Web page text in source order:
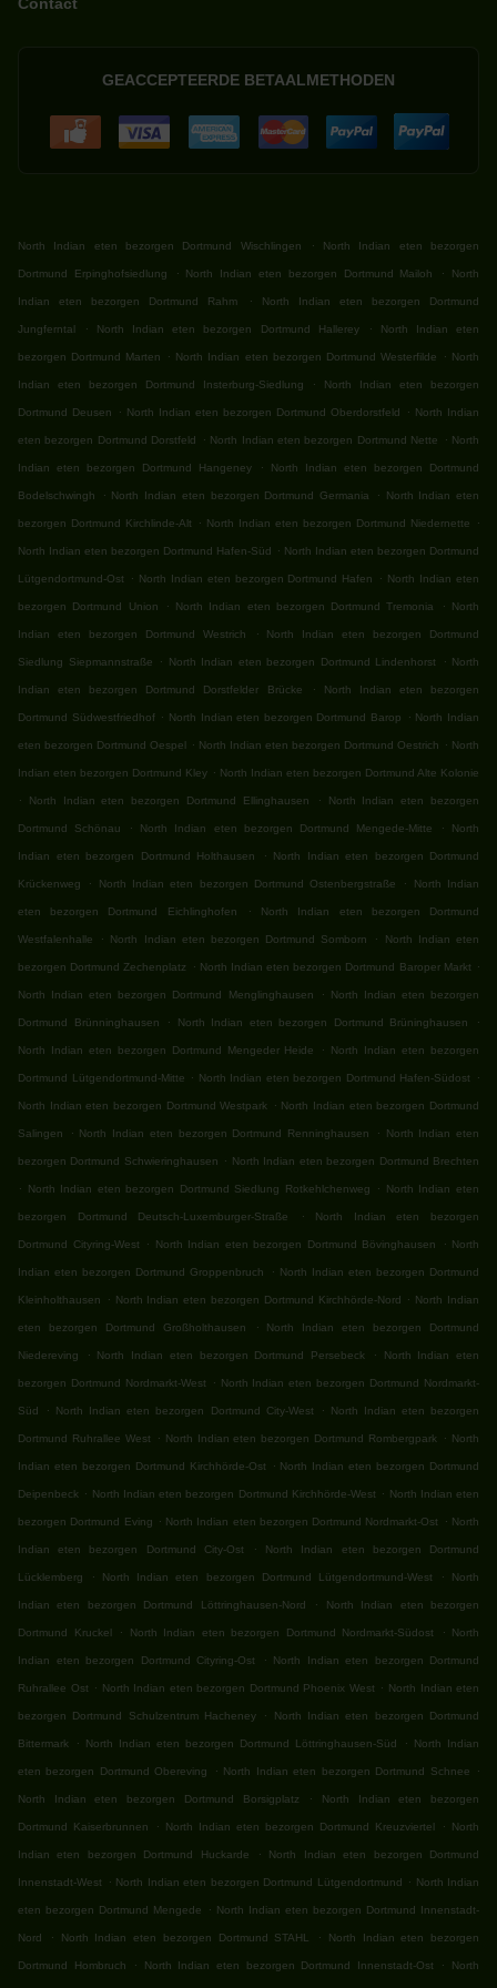
Contact
GEACCEPTEERDE BETAALMETHODEN
North Indian eten bezorgen Dortmund Wischlingen . North Indian eten bezorgen
Dortmund Erpinghofsiedlung . North Indian eten bezorgen Dortmund Mailoh . North
Indian eten bezorgen Dortmund Rahm . North Indian eten bezorgen Dortmund
Jungferntal . North Indian eten bezorgen Dortmund Hallerey . North Indian eten
bezorgen Dortmund Marten . North Indian eten bezorgen Dortmund Westerfilde . North
Indian eten bezorgen Dortmund Insterburg-Siedlung . North Indian eten bezorgen
Dortmund Deusen . North Indian eten bezorgen Dortmund Oberdorstfeld . North Indian
eten bezorgen Dortmund Dorstfeld . North Indian eten bezorgen Dortmund Nette . North
Indian eten bezorgen Dortmund Hangeney . North Indian eten bezorgen Dortmund
Bodelschwingh . North Indian eten bezorgen Dortmund Germania . North Indian eten
bezorgen Dortmund Kirchlinde-Alt . North Indian eten bezorgen Dortmund Niedernette .
North Indian eten bezorgen Dortmund Hafen-Süd . North Indian eten bezorgen Dortmund
Lütgendortmund-Ost . North Indian eten bezorgen Dortmund Hafen . North Indian eten
bezorgen Dortmund Union . North Indian eten bezorgen Dortmund Tremonia . North
Indian eten bezorgen Dortmund Westrich . North Indian eten bezorgen Dortmund
Siedlung Siepmannstraße . North Indian eten bezorgen Dortmund Lindenhorst . North
Indian eten bezorgen Dortmund Dorstfelder Brücke . North Indian eten bezorgen
Dortmund Südwestfriedhof . North Indian eten bezorgen Dortmund Barop . North Indian
eten bezorgen Dortmund Oespel . North Indian eten bezorgen Dortmund Oestrich . North
Indian eten bezorgen Dortmund Kley . North Indian eten bezorgen Dortmund Alte Kolonie
.
North Indian eten bezorgen Dortmund Ellinghausen . North Indian eten bezorgen
Dortmund Schönau . North Indian eten bezorgen Dortmund Mengede-Mitte . North
Indian eten bezorgen Dortmund Holthausen . North Indian eten bezorgen Dortmund
Krückenweg . North Indian eten bezorgen Dortmund Ostenbergstraße . North Indian
eten bezorgen Dortmund Eichlinghofen . North Indian eten bezorgen Dortmund
Westfalenhalle . North Indian eten bezorgen Dortmund Somborn . North Indian eten
bezorgen Dortmund Zechenplatz . North Indian eten bezorgen Dortmund Baroper Markt .
North Indian eten bezorgen Dortmund Menglinghausen . North Indian eten bezorgen
Dortmund Brünninghausen . North Indian eten bezorgen Dortmund Brüninghausen .
North Indian eten bezorgen Dortmund Mengeder Heide . North Indian eten bezorgen
Dortmund Lütgendortmund-Mitte . North Indian eten bezorgen Dortmund Hafen-Südost .
North Indian eten bezorgen Dortmund Westpark . North Indian eten bezorgen Dortmund
Salingen . North Indian eten bezorgen Dortmund Renninghausen . North Indian eten
bezorgen Dortmund Schwieringhausen . North Indian eten bezorgen Dortmund Brechten
.
North Indian eten bezorgen Dortmund Siedlung Rotkehlchenweg . North Indian eten
bezorgen Dortmund Deutsch-Luxemburger-Straße . North Indian eten bezorgen
Dortmund Cityring-West . North Indian eten bezorgen Dortmund Bövinghausen . North
Indian eten bezorgen Dortmund Groppenbruch . North Indian eten bezorgen Dortmund
Kleinholthausen . North Indian eten bezorgen Dortmund Kirchhörde-Nord . North Indian
eten bezorgen Dortmund Großholthausen . North Indian eten bezorgen Dortmund
Niedereving . North Indian eten bezorgen Dortmund Persebeck . North Indian eten
bezorgen Dortmund Nordmarkt-West . North Indian eten bezorgen Dortmund Nordmarkt-
Süd . North Indian eten bezorgen Dortmund City-West . North Indian eten bezorgen
Dortmund Ruhrallee West . North Indian eten bezorgen Dortmund Rombergpark . North
Indian eten bezorgen Dortmund Kirchhörde-Ost . North Indian eten bezorgen Dortmund
Deipenbeck . North Indian eten bezorgen Dortmund Kirchhörde-West . North Indian eten
bezorgen Dortmund Eving . North Indian eten bezorgen Dortmund Nordmarkt-Ost . North
Indian eten bezorgen Dortmund City-Ost . North Indian eten bezorgen Dortmund
Lücklemberg . North Indian eten bezorgen Dortmund Lütgendortmund-West . North
Indian eten bezorgen Dortmund Löttringhausen-Nord . North Indian eten bezorgen
Dortmund Kruckel . North Indian eten bezorgen Dortmund Nordmarkt-Südost . North
Indian eten bezorgen Dortmund Cityring-Ost . North Indian eten bezorgen Dortmund
Ruhrallee Ost . North Indian eten bezorgen Dortmund Phoenix West . North Indian eten
bezorgen Dortmund Schulzentrum Hacheney . North Indian eten bezorgen Dortmund
Bittermark . North Indian eten bezorgen Dortmund Löttringhausen-Süd . North Indian
eten bezorgen Dortmund Obereving . North Indian eten bezorgen Dortmund Schnee .
North Indian eten bezorgen Dortmund Borsigplatz . North Indian eten bezorgen
Dortmund Kaiserbrunnen . North Indian eten bezorgen Dortmund Kreuzviertel . North
Indian eten bezorgen Dortmund Huckarde . North Indian eten bezorgen Dortmund
Innenstadt-West . North Indian eten bezorgen Dortmund Lütgendortmund . North Indian
eten bezorgen Dortmund Mengede . North Indian eten bezorgen Dortmund Innenstadt-
Nord . North Indian eten bezorgen Dortmund STAHL . North Indian eten bezorgen
Dortmund Hombruch . North Indian eten bezorgen Dortmund Innenstadt-Ost . North